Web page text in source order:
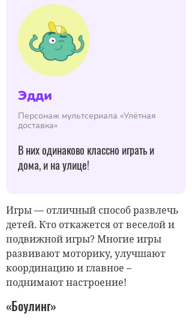
Эдди
Персонаж мультсериала «Улётная
доставка»
В них одинаково классно играть и
дома, и на улице!
Игры — отличный способ развлечь
детей. Кто откажется от веселой и
подвижной игры? Многие игры
развивают моторику, улучшают
координацию и главное –
поднимают настроение!
«Боулинг»